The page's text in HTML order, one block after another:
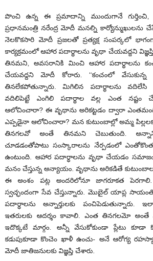
పొంచి ఉన్న ఈ ప్రమాదాన్ని ముందుగానే
ప్రధానమంత్రి నరేంద్ర మోదీ మనల్ని కార్యోన్ముఖులను
నెలకొకసారి మోదీ ప్రజలతో ప్రత్యక్ష సంపర్కలో
కార్యక్రమంలో ఆహార పదార్థాలను వృథా చేయవద్దని
తినమని, అవసరానికి మించి ఆహార పదార్థాలను
చేయవద్దని మోదీ కోరారు. ‘‘కంచంలో
తినలేకపోతున్నారు. మిగిలిన పదార్థాలను వదిలేసి
వదిలిపెట్టే ఎంగిలి పదార్థాల వల్ల ఎంత నష్టం
ఆలోచించారా? ఈ వృథాను అరికట్టడం ద్వారా ఎంతమంది
ఎప్పడైనా ఆలోచించారా? మన కుటుంబాల్లో అమ్మ
తినగలవో అంతే తినమని చెబుతుంది.
చూడడంతోపాటు సంస్కారాలను నేర్పడంలో ఎంతోకొంత
ఉంటుంది. ఆహార పదార్థాలను వృథా చేయడం సమాజం
మనం చేస్తున్న అన్యాయం. వృథాను అరికడితే
ఈ అంశం పట్ల అందరిలోనూ జాగరూకత
స్వచ్ఛందంగా సేవ చేస్తున్నారు. మొబైల్ యాప్ల
పదార్థాలను అన్నార్తులకు
ఇతరులకు ఆదర్శం కావాలి. ఎంత తినగలమో అంతే
ఇదొక్కటే మార్గం. అన్నీ వేసుకోకుండా ప్లేటు కూడా
కడుపుకూడా కొంచెం ఖాళీ ఉంచు- అనే ఆరోగ్య
మోదీ జాతిజనులకు విజ్ఞప్తి చేశారు.